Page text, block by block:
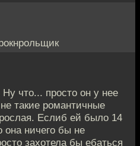
что... просто он у нее
такие романтичные
Еслиб ей было 14
она ничего бы не
захотела бы ебаться